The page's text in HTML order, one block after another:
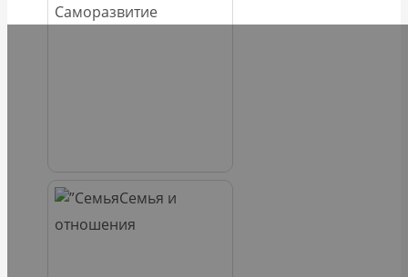
Саморазвитие
Семья и
отношения